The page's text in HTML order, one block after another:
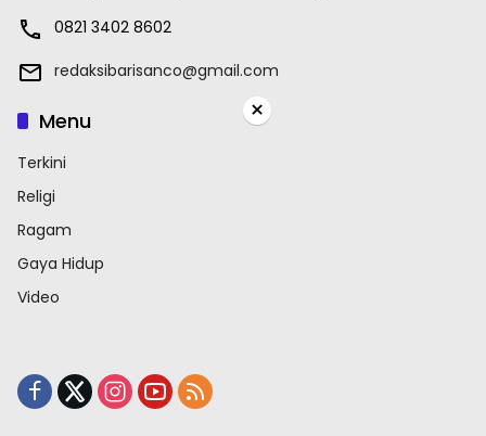
0821 3402 8602
redaksibarisanco@gmail.com
Menu
Terkini
Religi
Ragam
Gaya Hidup
Video
×